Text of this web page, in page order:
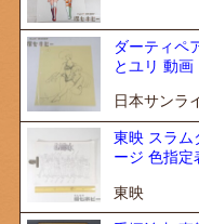
ダーティペ
とユリ 動画
日本サンラ
東映 スラム
ージ 色指定
東映